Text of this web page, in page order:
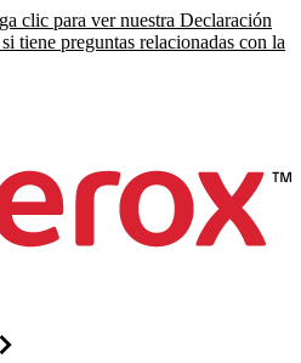
clic para ver nuestra Declaración
tiene preguntas relacionadas con la